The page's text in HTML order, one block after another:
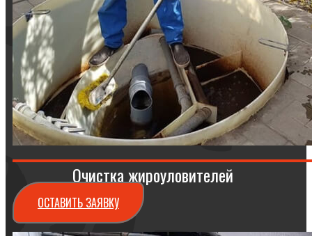
Очистка жироуловителей
ОСТАВИТЬ ЗАЯВКУ